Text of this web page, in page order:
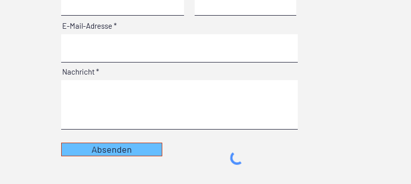
E-Mail-Adresse
Nachricht
Absenden